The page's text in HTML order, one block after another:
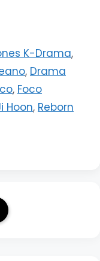
K-Drama,
, Drama
, Foco
Hoon, Reborn